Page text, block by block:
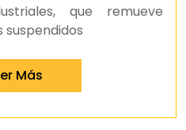
que remueve
suspendidos
Más